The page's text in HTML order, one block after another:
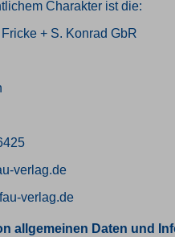
Charakter ist die:
+ S. Konrad GbR
verlag.de
verlag.de
allgemeinen Daten und